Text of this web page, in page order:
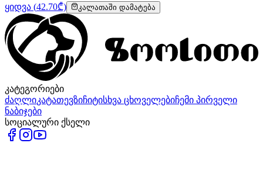
ყიდვა (42.70₾) კალათაში დამატება
კატეგორიები
ძაღლიკატათევზიჩიტისხვა ცხოველებიჩემი პირველი
ნაბიჯები
სოციალური ქსელი